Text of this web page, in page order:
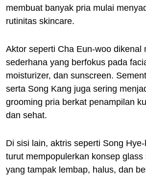
membuat banyak pria mulai
rutinitas skincare.
Aktor seperti Cha Eun-woo dikenal
sederhana yang berfokus pada
moisturizer, dan sunscreen.
serta Song Kang juga sering
grooming pria berkat penampilan
dan sehat.
Di sisi lain, aktris seperti Song
turut mempopulerkan konsep
yang tampak lembap, halus, dan